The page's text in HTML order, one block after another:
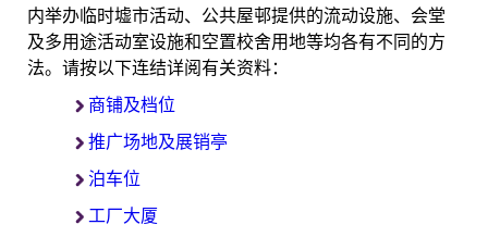
内举办临时墟市活动、公共屋邨提供的流动设施、会堂
及多用途活动室设施和空置校舍用地等均各有不同的方
法。请按以下连结详阅有关资料：
商铺及档位
推广场地及展销亭
泊车位
工厂大厦